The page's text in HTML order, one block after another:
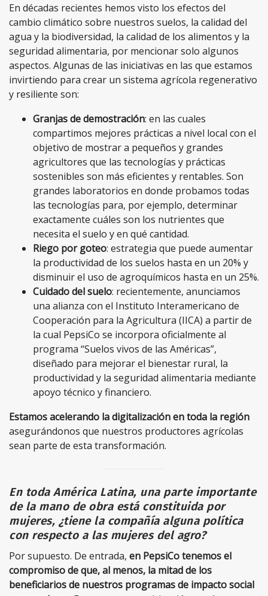
En décadas recientes hemos visto los efectos del
cambio climático sobre nuestros suelos, la calidad del
agua y la biodiversidad, la calidad de los alimentos y la
seguridad alimentaria, por mencionar solo algunos
aspectos. Algunas de las iniciativas en las que estamos
invirtiendo para crear un sistema agrícola regenerativo
y resiliente son:
Granjas de demostración: en las cuales
compartimos mejores prácticas a nivel local con el
objetivo de mostrar a pequeños y grandes
agricultores que las tecnologías y prácticas
sostenibles son más eficientes y rentables. Son
grandes laboratorios en donde probamos todas
las tecnologías para, por ejemplo, determinar
exactamente cuáles son los nutrientes que
necesita el suelo y en qué cantidad.
Riego por goteo: estrategia que puede aumentar
la productividad de los suelos hasta en un 20% y
disminuir el uso de agroquímicos hasta en un 25%.
Cuidado del suelo: recientemente, anunciamos
una alianza con el Instituto Interamericano de
Cooperación para la Agricultura (IICA) a partir de
la cual PepsiCo se incorpora oficialmente al
programa “Suelos vivos de las Américas”,
diseñado para mejorar el bienestar rural, la
productividad y la seguridad alimentaria mediante
apoyo técnico y financiero.
Estamos acelerando la digitalización en toda la región
asegurándonos que nuestros productores agrícolas
sean parte de esta transformación.
En toda América Latina, una parte importante
de la mano de obra está constituida por
mujeres, ¿tiene la compañía alguna política
con respecto a las mujeres del agro?
Por supuesto. De entrada, en PepsiCo tenemos el
compromiso de que, al menos, la mitad de los
beneficiarios de nuestros programas de impacto social